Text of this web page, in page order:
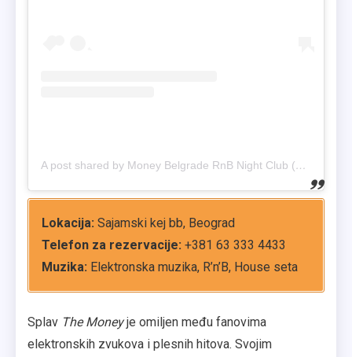
A post shared by Money Belgrade RnB Night Club (@the_money_belgrade)
Lokacija: Sajamski kej bb, Beograd
Telefon za rezervacije: +381 63 333 4433
Muzika: Elektronska muzika, R’n’B, House seta
Splav The Moneyje omiljen među fanovima
elektronskih zvukova i plesnih hitova. Svojim